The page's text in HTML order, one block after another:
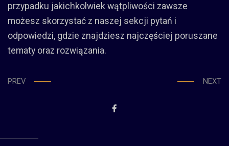
przypadku jakichkolwiek wątpliwości zawsze
możesz skorzystać z naszej sekcji pytań i
odpowiedzi, gdzie znajdziesz najczęściej poruszane
tematy oraz rozwiązania.
PREV NEXT